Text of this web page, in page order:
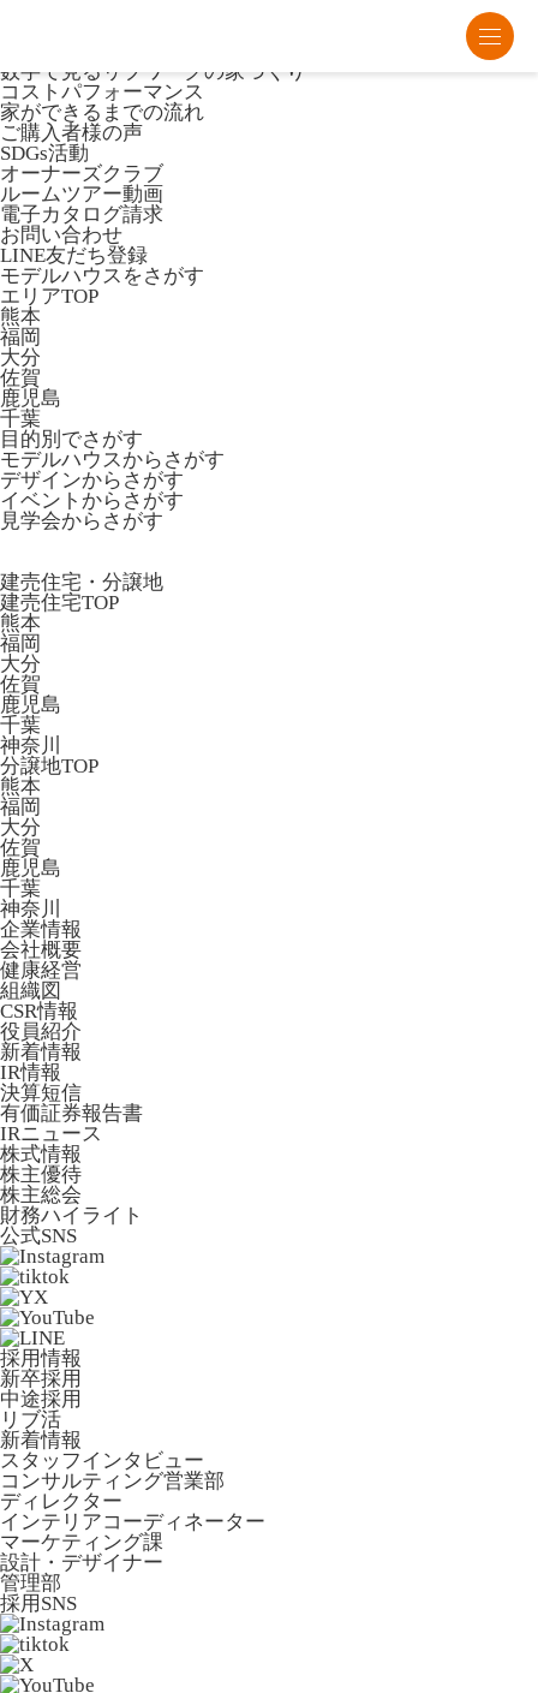
数字で見るリブワークの家づくり
コストパフォーマンス
家ができるまでの流れ
ご購入者様の声
SDGs活動
オーナーズクラブ
ルームツアー動画
電子カタログ請求
お問い合わせ
LINE友だち登録
モデルハウスをさがす
エリアTOP
熊本
福岡
大分
佐賀
鹿児島
千葉
目的別でさがす
モデルハウスからさがす
デザインからさがす
イベントからさがす
見学会からさがす
建売住宅・分譲地
建売住宅TOP
熊本
福岡
大分
佐賀
鹿児島
千葉
神奈川
分譲地TOP
熊本
福岡
大分
佐賀
鹿児島
千葉
神奈川
企業情報
会社概要
健康経営
組織図
CSR情報
役員紹介
新着情報
IR情報
決算短信
有価証券報告書
IRニュース
株式情報
株主優待
株主総会
財務ハイライト
公式SNS
採用情報
新卒採用
中途採用
リブ活
新着情報
スタッフインタビュー
コンサルティング営業部
ディレクター
インテリアコーディネーター
マーケティング課
設計・デザイナー
管理部
採用SNS